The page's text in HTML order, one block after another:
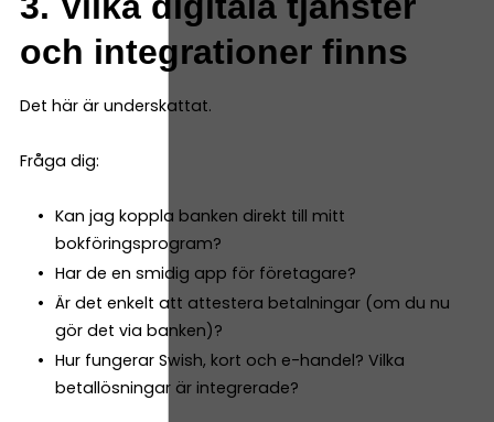
och integrationer finns
Det här är underskattat.
Fråga dig:
Kan jag koppla banken direkt till mitt
bokföringsprogram?
Har de en smidig app för företagare?
Är det enkelt att attestera betalningar (om du nu
gör det via banken)?
Hur fungerar Swish, kort och e-handel? Vilka
betallösningar är integrerade?